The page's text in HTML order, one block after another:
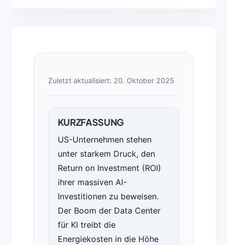
Zuletzt aktualisiert: 20. Oktober 2025
KURZFASSUNG
US-Unternehmen stehen
unter starkem Druck, den
Return on Investment (ROI)
ihrer massiven AI-
Investitionen zu beweisen.
Der Boom der Data Center
für KI treibt die
Energiekosten in die Höhe